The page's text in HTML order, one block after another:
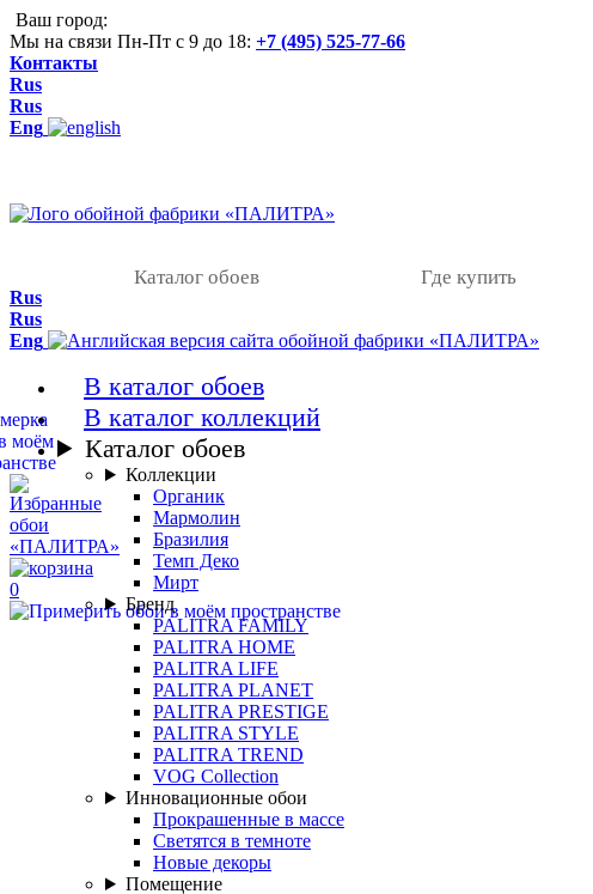
Ваш город:
Мы на связи Пн-Пт с 9 до 18: +7 (495) 525-77-66
Контакты
Rus
Rus
Eng
Каталог обоев Где купить
0
Rus
Rus
Eng
В каталог обоев
В каталог коллекций
Каталог обоев
Коллекции
Органик
Мармолин
Бразилия
Темп Деко
Мирт
Бренд
PALITRA FAMILY
PALITRA HOME
PALITRA LIFE
PALITRA PLANET
PALITRA PRESTIGE
PALITRA STYLE
PALITRA TREND
VOG Collection
Инновационные обои
Прокрашенные в массе
Светятся в темноте
Новые декоры
Помещение